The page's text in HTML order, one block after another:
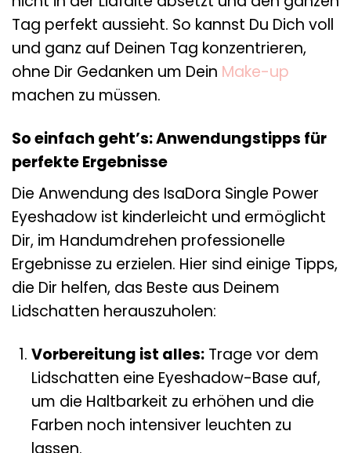
Tag perfekt aussieht. So kannst Du Dich voll
und ganz auf Deinen Tag konzentrieren,
ohne Dir Gedanken um Dein Make-up
machen zu müssen.
So einfach geht’s: Anwendungstipps für
perfekte Ergebnisse
Die Anwendung des IsaDora Single Power
Eyeshadow ist kinderleicht und ermöglicht
Dir, im Handumdrehen professionelle
Ergebnisse zu erzielen. Hier sind einige Tipps,
die Dir helfen, das Beste aus Deinem
Lidschatten herauszuholen:
Vorbereitung ist alles:Trage vor dem
Lidschatten eine Eyeshadow-Base auf,
um die Haltbarkeit zu erhöhen und die
Farben noch intensiver leuchten zu
lassen.